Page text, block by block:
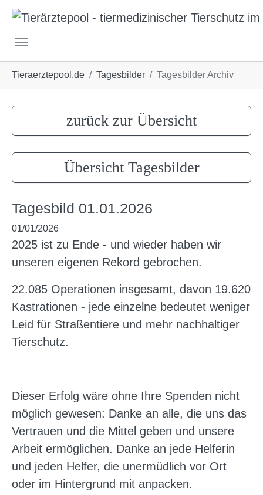
Tieraerztepool.de Tagesbilder Tagesbilder Archiv
zurück zur Übersicht
Übersicht Tagesbilder
Tagesbild 01.01.2026
01/01/2026
2025 ist zu Ende - und wieder haben wir
unseren eigenen Rekord gebrochen.
22.085 Operationen insgesamt, davon 19.620
Kastrationen - jede einzelne bedeutet weniger
Leid für Straßentiere und mehr nachhaltiger
Tierschutz.
Dieser Erfolg wäre ohne Ihre Spenden nicht
möglich gewesen: Danke an alle, die uns das
Vertrauen und die Mittel geben und unsere
Arbeit ermöglichen. Danke an jede Helferin
und jeden Helfer, die unermüdlich vor Ort
oder im Hintergrund mit anpacken.